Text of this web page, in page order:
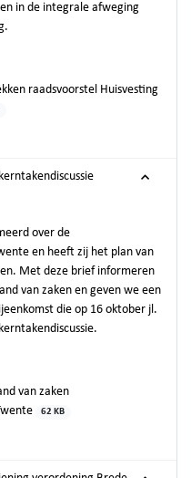
in de integrale afweging
raadsvoorstel Huisvesting
over de
en heeft zij het plan van
Met deze brief informeren
van zaken en geven we een
die op 16 oktober jl.
van zaken
62 KB